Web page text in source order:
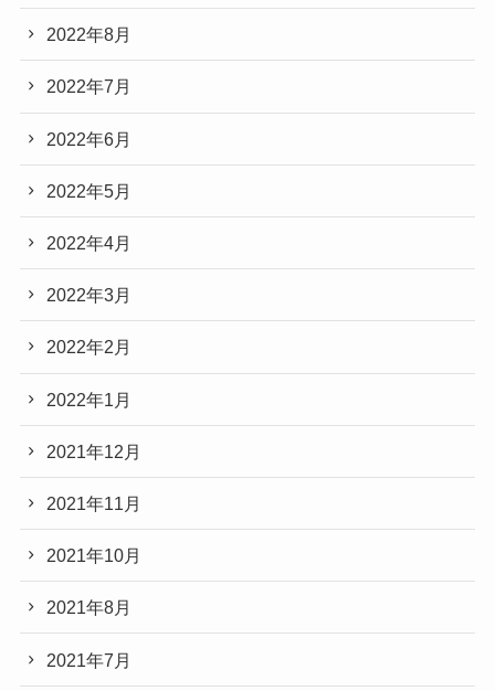
2022年8月
2022年7月
2022年6月
2022年5月
2022年4月
2022年3月
2022年2月
2022年1月
2021年12月
2021年11月
2021年10月
2021年8月
2021年7月